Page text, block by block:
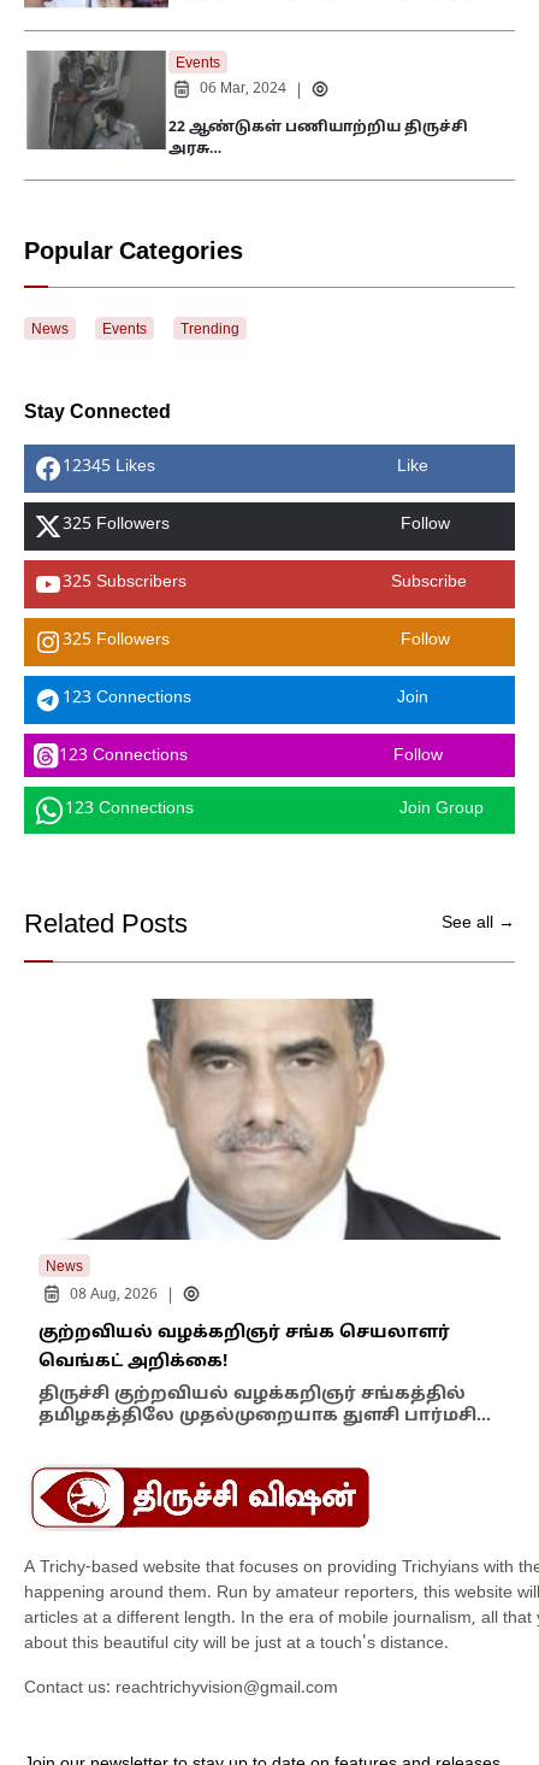
Events
06 Mar, 2024
22 ஆண்டுகள் பணியாற்றிய திருச்சி
அரசு…
Popular Categories
News Events Trending
Stay Connected
12345 Likes Like
325 Followers Follow
325 Subscribers Subscribe
325 Followers Follow
123 Connections Join
123 Connections Follow
123 Connections Join Group
Related Posts See all →
News
08 Aug, 2026
குற்றவியல் வழக்கறிஞர் சங்க செயலாளர்
வெங்கட் அறிக்கை!
திருச்சி குற்றவியல் வழக்கறிஞர் சங்கத்தில்
தமிழகத்திலே முதல்முறையாக துளசி பார்மசி…
A Trichy-based website that focuses on providing Trichyians with
happening around them. Run by amateur reporters, this website
articles at a different length. In the era of mobile journalism, all that
about this beautiful city will be just at a touch's distance.
Contact us: reachtrichyvision@gmail.com